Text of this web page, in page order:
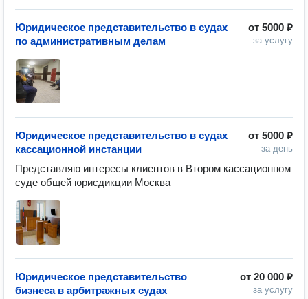
от 5000 ₽
за услугу
Юридическое представительство в судах
по административным делам
от 5000 ₽
за день
Юридическое представительство в судах
кассационной инстанции
Представляю интересы клиентов в Втором кассационном
суде общей юрисдикции Москва
от 20 000 ₽
за услугу
Юридическое представительство
бизнеса в арбитражных судах